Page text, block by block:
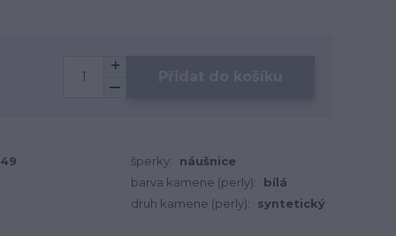
šperky:
náušnice
barva kamene (perly):
bílá
druh kamene (perly):
syntetický